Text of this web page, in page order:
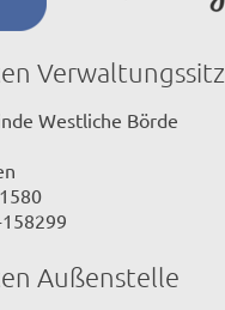
Verwaltungssitz
Westliche Börde
Außenstelle